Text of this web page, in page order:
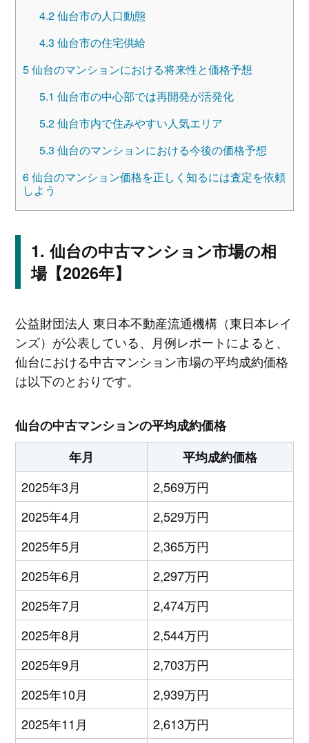
4.2仙台市の人口動態
4.3 仙台市の住宅供給
5仙台のマンションにおける将来性と価格予想
5.1 仙台市の中心部では再開発が活発化
5.2仙台市内で住みやすい人気エリア
5.3 仙台のマンションにおける今後の価格予想
6仙台のマンション価格を正しく知るには査定を依頼
しよう
仙台の中古マンション市場の相
場【2026年】
公益財団法人 東日本不動産流通機構（東日本レイ
ンズ）が公表している、月例レポートによると、
仙台における中古マンション市場の平均成約価格
は以下のとおりです。
仙台の中古マンションの平均成約価格
年月
平均成約価格
2025年3月
2,569万円
2025年4月
2,529万円
2025年5月
2,365万円
2025年6月
2,297万円
2025年7月
2,474万円
2025年8月
2,544万円
2025年9月
2,703万円
2025年10月
2,939万円
2025年11月
2,613万円